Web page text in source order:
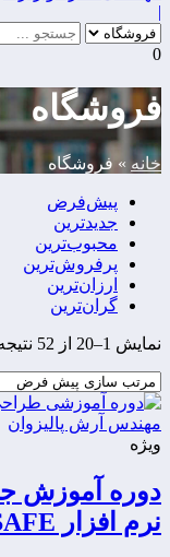
|
0
فروشگاه
خانه » فروشگاه
پیش‌فرض
جدیدترین
محبوب‌ترین
پرفروش‌ترین
ارزان‌ترین
گران‌ترین
نمایش 1–20 از 52 نتیجه
ویژه
دوره آموزش
نرم افزار SAFE (ورژن SAFE20)